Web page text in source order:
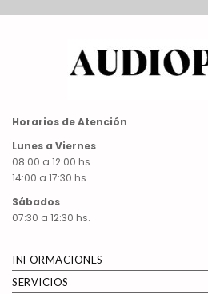
Horarios de Atención
Lunes a Viernes
08:00 a 12:00 hs
14:00 a 17:30 hs
Sábados
07:30 a 12:30 hs.
INFORMACIONES
SERVICIOS